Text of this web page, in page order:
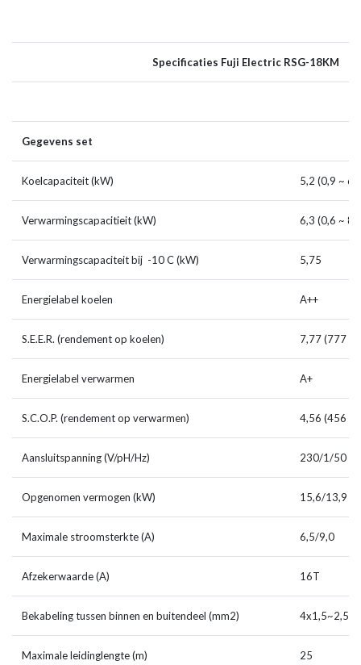
Specificaties Fuji Electric RSG-18KM
Gegevens set
Koelcapaciteit (kW) 5,2 (0,9 ~
Verwarmingscapacitieit (kW) 6,3 (0,6 ~
Verwarmingscapaciteit bij -10 C (kW) 5,75
Energielabel koelen A++
S.E.E.R. (rendement op koelen) 7,77 (777 %)
Energielabel verwarmen A+
S.C.O.P. (rendement op verwarmen) 4,56 (456 %)
Aansluitspanning (V/pH/Hz) 230/1/50
Opgenomen vermogen (kW) 15,6/13,9
Maximale stroomsterkte (A) 6,5/9,0
Afzekerwaarde (A) 16T
Bekabeling tussen binnen en buitendeel (mm2) 4x1,5~2,5
Maximale leidinglengte (m) 25